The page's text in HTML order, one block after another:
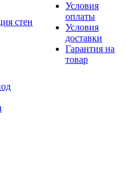
стен
Условия
оплаты
Условия
доставки
Гарантия на
товар